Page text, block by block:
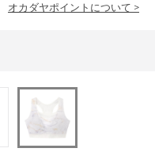
オカダヤポイントについて >